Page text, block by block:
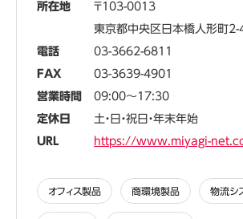
所在地
103-0013
東京都中央区日本橋人形町2-
電話
03-3662-6811
FAX
03-3639-4901
営業時間
09:00～17:30
定休日
土・日・祝日・年末年始
URL
https://www.miyagi-
オフィス製品 商環境製品 物流シ